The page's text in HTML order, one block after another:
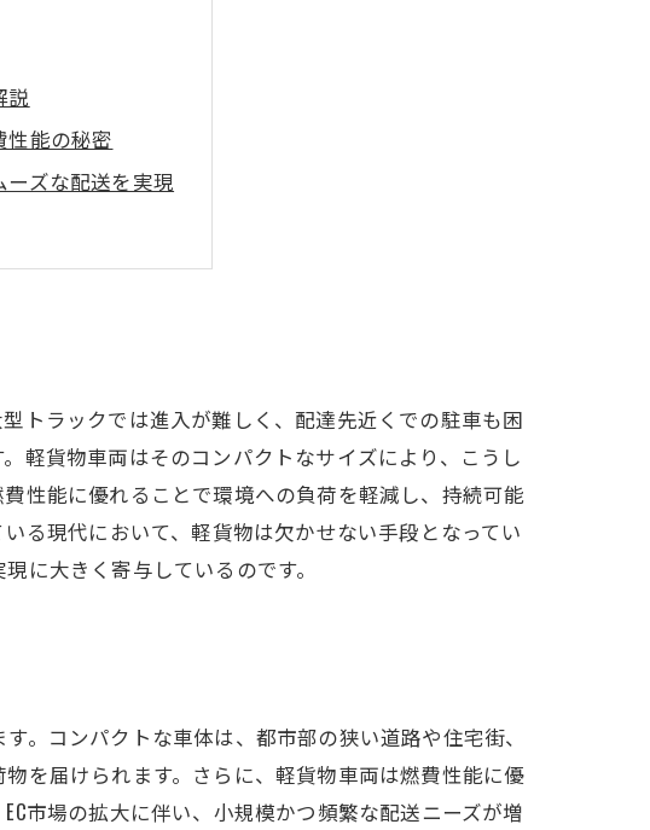
説
性能の秘密
ズな配送を実現
の貢献
来と可能性
場と今後の展望
トラックでは進入が難しく、配達先近くでの駐車も困
軽貨物車両はそのコンパクトなサイズにより、こうし
性能に優れることで環境への負荷を軽減し、持続可能
る現代において、軽貨物は欠かせない手段となってい
に大きく寄与しているのです。
。コンパクトな車体は、都市部の狭い道路や住宅街、
を届けられます。さらに、軽貨物車両は燃費性能に優
市場の拡大に伴い、小規模かつ頻繁な配送ニーズが増